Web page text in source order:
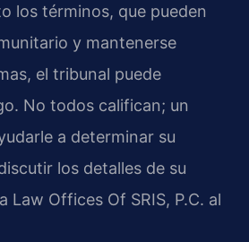
los términos, que pueden
y mantenerse
el tribunal puede
No todos califican; un
a determinar su
los detalles de su
Law Offices Of SRIS, P.C. al